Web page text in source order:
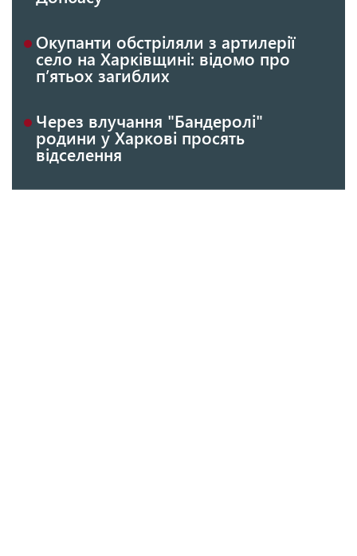
Окупанти обстріляли з артилерії
село на Харківщині: відомо про
п’ятьох загиблих
Через влучання "Бандеролі"
родини у Харкові просять
відселення